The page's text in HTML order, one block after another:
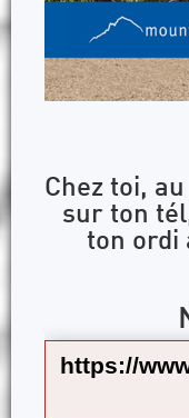
Chez toi,
sur ton
ton ordi
https://